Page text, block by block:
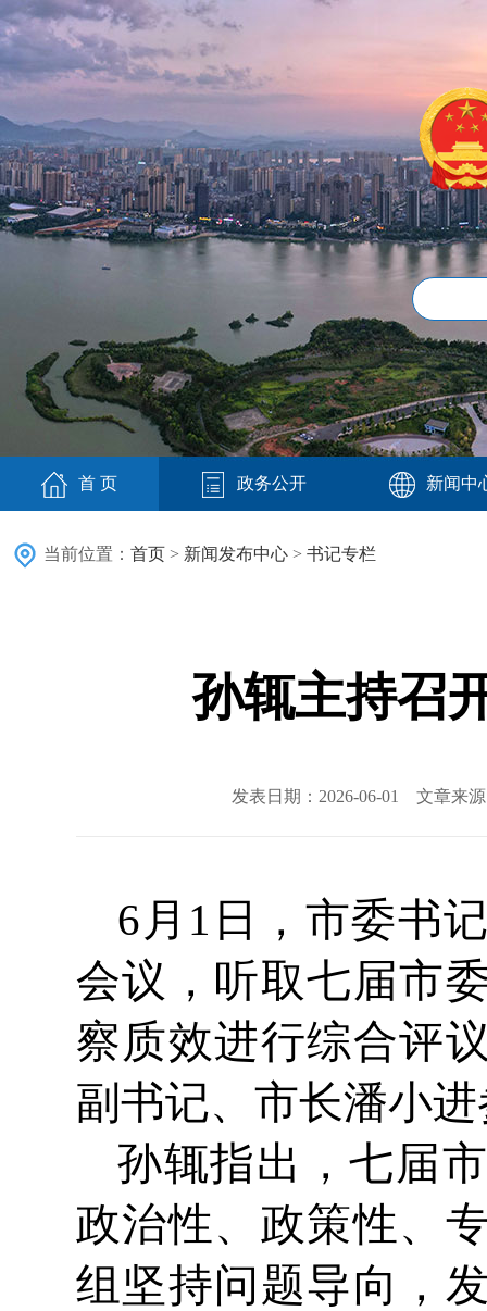
首 页 政务公开 新闻中
当前位置： 首页 > 新闻发布中心 > 书记专栏
孙辄主持召
发表日期：2026-06-01 文章来
6月1日，市委书
会议，听取七届市
察质效进行综合评
副书记、市长潘小
孙辄指出，七届
政治性、政策性、
组坚持问题导向，